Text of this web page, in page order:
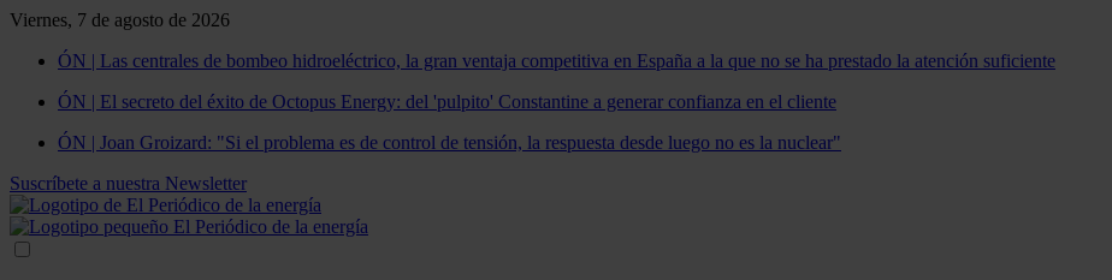
Viernes, 7 de agosto de 2026
ÓN | Las centrales de bombeo hidroeléctrico, la gran ventaja competitiva en España a la que no se ha prestado la atención suficiente
ÓN | El secreto del éxito de Octopus Energy: del 'pulpito' Constantine a generar confianza en el cliente
ÓN | Joan Groizard: "Si el problema es de control de tensión, la respuesta desde luego no es la nuclear"
Suscríbete a nuestra Newsletter